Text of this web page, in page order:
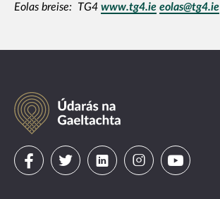
Eolas breise: TG4 www.tg4.ie eolas@tg4.ie
Údarás
na
Gaeltachta
VisitVisitVisitVisitVisit